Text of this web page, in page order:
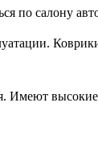
по салону
Имеют